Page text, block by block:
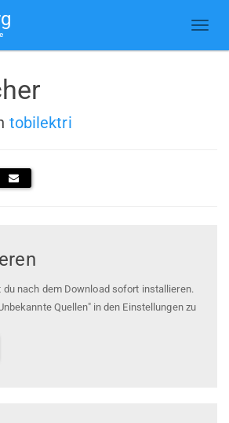
tobilektri
du nach dem Download sofort installieren.
Quellen" in den Einstellungen zu